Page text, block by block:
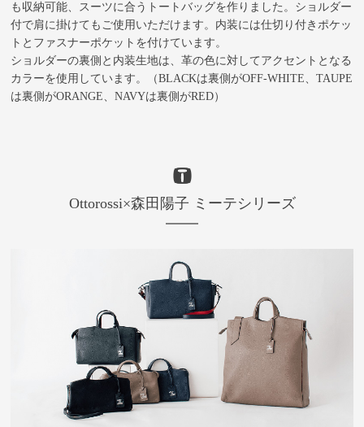
も収納可能、スーツに合うトートバッグを作りました。ショルダー
付で肩に掛けてもご使用いただけます。内装には仕切り付きポケッ
トとファスナーポケットを付けています。
ショルダーの裏側と内装生地は、革の色に対してアクセントとなる
カラーを使用しています。（BLACKは裏側がOFF-WHITE、TAUPE
は裏側がORANGE、NAVYは裏側がRED）
Ottorossi×森田陽子 ミーテシリーズ